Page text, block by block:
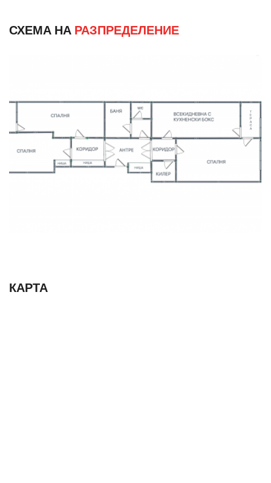
СХЕМА НА РАЗПРЕДЕЛЕНИЕ
КАРТА